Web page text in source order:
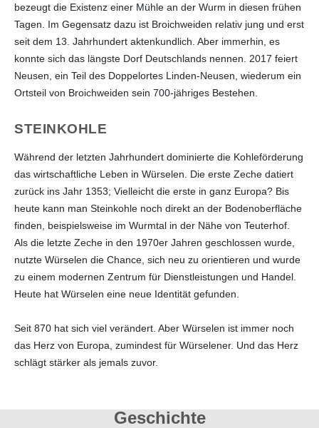
Geschichte
bezeugt die Existenz einer Mühle an der Wurm in diesen frühen
Tagen. Im Gegensatz dazu ist Broichweiden relativ jung und erst
seit dem 13. Jahrhundert aktenkundlich. Aber immerhin, es
konnte sich das längste Dorf Deutschlands nennen. 2017 feiert
Neusen, ein Teil des Doppelortes Linden-Neusen, wiederum ein
Ortsteil von Broichweiden sein 700-jähriges Bestehen.
STEINKOHLE
Während der letzten Jahrhundert dominierte die Kohleförderung
das wirtschaftliche Leben in Würselen. Die erste Zeche datiert
zurück ins Jahr 1353; Vielleicht die erste in ganz Europa? Bis
heute kann man Steinkohle noch direkt an der Bodenoberfläche
finden, beispielsweise im Wurmtal in der Nähe von Teuterhof.
Als die letzte Zeche in den 1970er Jahren geschlossen wurde,
nutzte Würselen die Chance, sich neu zu orientieren und wurde
zu einem modernen Zentrum für Dienstleistungen und Handel.
Heute hat Würselen eine neue Identität gefunden.
Seit 870 hat sich viel verändert. Aber Würselen ist immer noch
das Herz von Europa, zumindest für Würselener. Und das Herz
schlägt stärker als jemals zuvor.